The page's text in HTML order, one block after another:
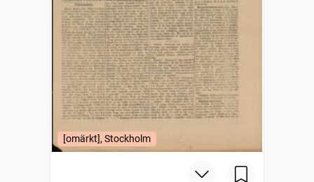
[omärkt], Stockholm